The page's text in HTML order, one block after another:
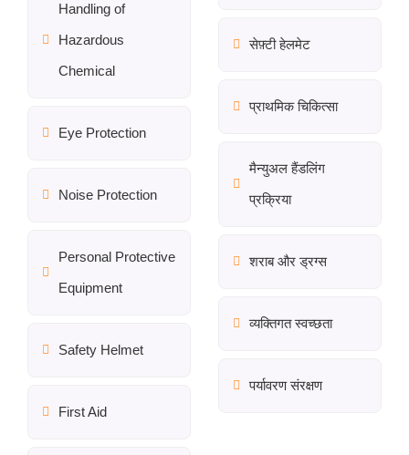
Handling of
Hazardous
Chemical
Eye Protection
Noise Protection
Personal Protective
Equipment
Safety Helmet
First Aid
सेफ़्टी हेलमेट
प्राथमिक चिकित्सा
मैन्युअल हैंडलिंग
प्रक्रिया
शराब और ड्रग्स
व्यक्तिगत स्वच्छता
पर्यावरण संरक्षण